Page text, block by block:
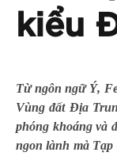
kiểu
Từ ngôn ngữ Ý,
Vùng đất Địa
phóng khoáng và
ngon lành mà